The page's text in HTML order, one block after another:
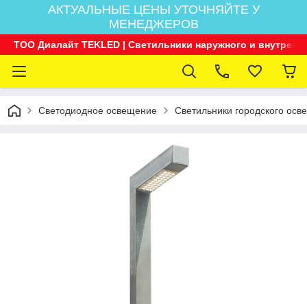
АКТУАЛЬНЫЕ ЦЕНЫ УТОЧНЯЙТЕ У
МЕНЕДЖЕРОВ
ТОО Диалайт TEKLED | Светильники наружного и
Светодиодное освещение Светильники городского